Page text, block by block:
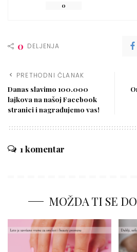
0
0 DELJENJA
PRETHODNI ČLANAK
Danas slavimo 100.000
lajkova na našoj Facebook
stranici i nagrađujemo vas!
1 komentar
MOŽDA TI SE